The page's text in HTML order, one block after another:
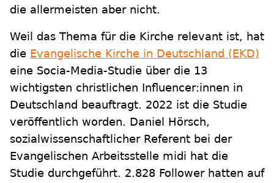
die allermeisten aber nicht.
Weil das Thema für die Kirche relevant ist, hat
die Evangelische Kirche in Deutschland (EKD)
eine Socia-Media-Studie über die 13
wichtigsten christlichen Influencer:innen in
Deutschland beauftragt. 2022 ist die Studie
veröffentlich worden. Daniel Hörsch,
sozialwissenschaftlicher Referent bei der
Evangelischen Arbeitsstelle midi hat die
Studie durchgeführt. 2.828 Follower hatten auf